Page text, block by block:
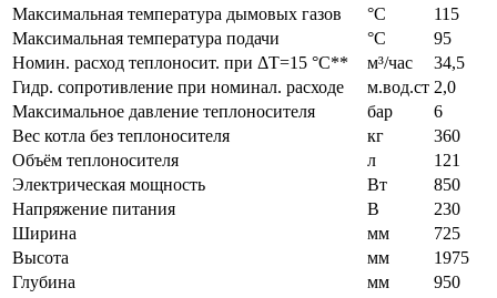
Максимальная температура дымовых газов
°C
115
Максимальная температура подачи
°C
95
Номин. расход теплоносит. при ΔT=15 °C**
м³/час
34,5
Гидр. сопротивление при номинал. расходе
м.вод.ст 2,0
Максимальное давление теплоносителя
бар
6
Вес котла без теплоносителя
кг
360
Объём теплоносителя
л
121
Электрическая мощность
Вт
850
Напряжение питания
В
230
Ширина
мм
725
Высота
мм
1975
Глубина
мм
950